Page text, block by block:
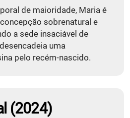
de maioridade, Maria é
sobrenatural e
a sede insaciável de
uma
pelo recém-nascido.
(2024)